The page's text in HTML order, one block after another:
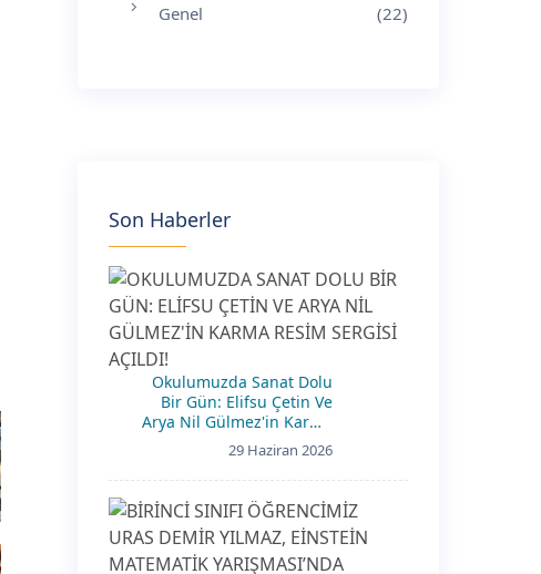
Genel (22)
Son Haberler
Okulumuzda Sanat Dolu
Bir Gün: Elifsu Çetin Ve
Arya Nil Gülmez'in Karma
Resim Sergisi Açıldı!
29 Haziran 2026